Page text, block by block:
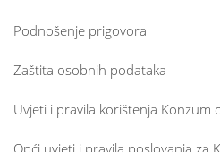
Podnošenje prigovora
Zaštita osobnih podataka
Uvjeti i pravila korištenja Konzum